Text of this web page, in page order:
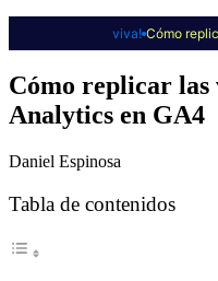
viva! Cómo
Cómo replicar las
Analytics en GA4
Daniel Espinosa
Tabla de contenidos